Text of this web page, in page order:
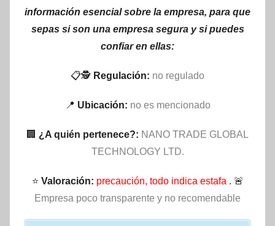
información esencial sobre la empresa, para que
sepas si son una empresa segura y si puedes
confiar en ellas:
📋🕵 Regulación: no regulado
📍 Ubicación: no es mencionado
🏢 ¿A quién pertenece?: NANO TRADE GLOBAL
TECHNOLOGY LTD.
⭐ Valoración: precaución, todo indica estafa . 🚨
Empresa poco transparente y no recomendable